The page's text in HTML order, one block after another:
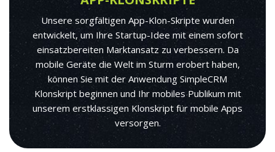
Unsere sorgfältigen App-Klon-Skripte wurden
entwickelt, um Ihre Startup-Idee mit einem sofort
einsatzbereiten Marktansatz zu verbessern. Da
mobile Geräte die Welt im Sturm erobert haben,
können Sie mit der Anwendung SimpleCRM
Klonskript beginnen und Ihr mobiles Publikum mit
unserem erstklassigen Klonskript für mobile Apps
versorgen.